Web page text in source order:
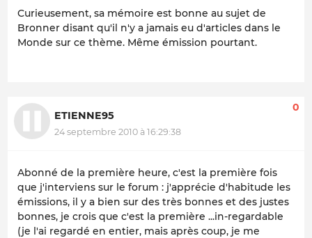
Curieusement, sa mémoire est bonne au sujet de
Bronner disant qu'il n'y a jamais eu d'articles dans le
Monde sur ce thème. Même émission pourtant.
ETIENNE95
24 septembre 2010 à 16:29:38
0
Abonné de la première heure, c'est la première fois
que j'interviens sur le forum : j'apprécie d'habitude les
émissions, il y a bien sur des très bonnes et des justes
bonnes, je crois que c'est la première ...in-regardable
(je l'ai regardé en entier, mais après coup, je me